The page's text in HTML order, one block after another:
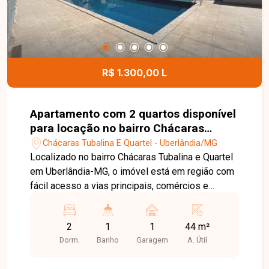
Entre em contato com a Delta Imóveis e agende
sua visita. Nossa equipe está pronta para
apresentar todos os detalhes deste excelente
apartamento e auxiliar você na realização de um
R$ 1.300,00 L
Apartamento com 2 quartos disponível
para locação no bairro Chácaras
Tubalina E Quartel em Uberlândia-MG
Chácaras Tubalina E Quartel - Uberlândia/MG
Localizado no bairro Chácaras Tubalina e Quartel
em Uberlândia-MG, o imóvel está em região com
fácil acesso a vias principais, comércios e
O apartamento é novo primeira locação no
segundo piso apenas um lance de escada,
composto por sala em 2 ambientes, cozinha, área
2
Dorm.
1
Banho
1
Garagem
44 m²
A. Útil